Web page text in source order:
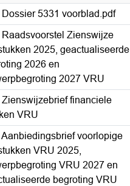
Dossier 5331 voorblad.pdf
Raadsvoorstel Zienswijze
2025, geactualiseerde
2026 en
2027 VRU
Zienswijzebrief financiele
VRU
Aanbiedingsbrief voorlopige
VRU 2025,
VRU 2027 en
begroting VRU